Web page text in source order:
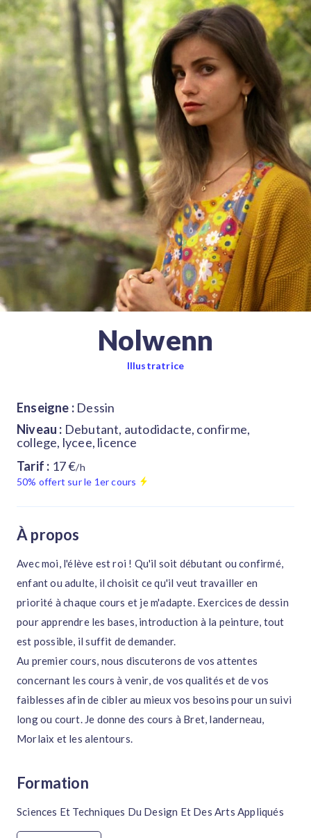
Nolwenn
Illustratrice
Enseigne : Dessin
Niveau : Debutant, autodidacte, confirme,
college, lycee, licence
Tarif : 17 €/h
50% offert sur le 1er cours
À propos
Avec moi, l'élève est roi ! Qu'il soit débutant ou confirmé,
enfant ou adulte, il choisit ce qu'il veut travailler en
priorité à chaque cours et je m'adapte. Exercices de dessin
pour apprendre les bases, introduction à la peinture, tout
est possible, il suffit de demander.
Au premier cours, nous discuterons de vos attentes
concernant les cours à venir, de vos qualités et de vos
faiblesses afin de cibler au mieux vos besoins pour un suivi
long ou court. Je donne des cours à Bret, landerneau,
Morlaix et les alentours.
Formation
Sciences Et Techniques Du Design Et Des Arts Appliqués